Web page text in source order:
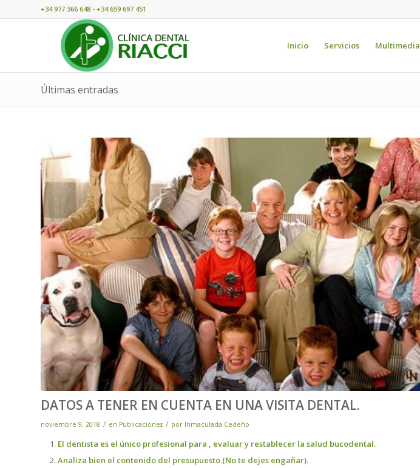
+34 977 366 648 - +34 659 697 451
Inicio Servicios Multimedia
Últimas entradas
DATOS A TENER EN CUENTA EN UNA VISITA DENTAL.
noviembre 9, 2018 / en Publicaciones / por Inmaculada Cedeño
El dentista es el único profesional para , evaluar y restablecer la salud bucodental.
Analiza bien el contenido del presupuesto.(No te dejes engañar).